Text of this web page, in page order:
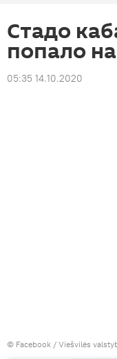
Стадо
попало
05:35 14.10.2020
© Facebook / Viešvilės